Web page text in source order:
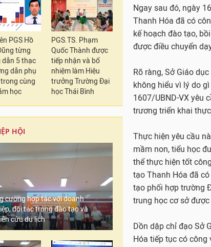
PGS Hồ
từng
dẫn 5 thạc
dẫn phụ
trong cùng
học
PGS.TS. Phạm
Quốc Thành được
tiếp nhận và bổ
nhiệm làm Hiệu
trưởng Trường Đại
học Thái Bình
HỘI
cường hợp tác với doanh
đối tác trong đào tạo và
cứu du lịch
Giáo dục và Đào
tạo đã yêu cầu các
lớp đào tạo, bồi
điều chuyển sang
Đồng thời Bộ giao
Nội xây dựng khung
cho những giáo viên
tiểu học và mầm
trực tuyến, vừa học
trường mầm non,
Ngay sau đó, ngày
tạm dừng triển khai
dạy mầm non và
Rõ ràng, Sở Giáo
không hiểu vì lý do